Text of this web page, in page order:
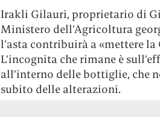
Irakli Gilauri, proprietario di
Ministero dell’Agricoltura
l’asta contribuirà a «mettere
L’incognita che rimane è
all’interno delle bottiglie, che
subito delle alterazioni.